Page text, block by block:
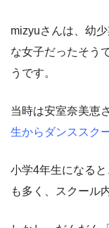
mizyuさんは、幼
な女子だったそう
うです。
当時は安室奈美恵
生からダンススク
小学4年生になる
も多く、スクール